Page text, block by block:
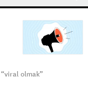
olmak”